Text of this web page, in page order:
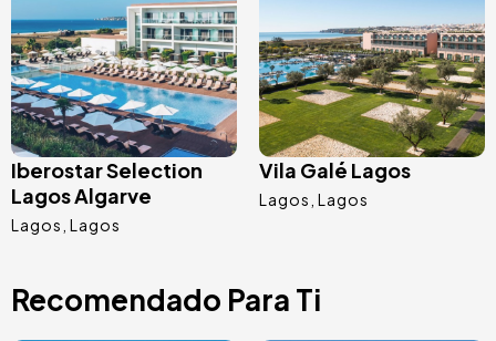
Iberostar Selection
Lagos Algarve
Lagos Lagos
Vila Galé Lagos
Lagos Lagos
Recomendado Para Ti